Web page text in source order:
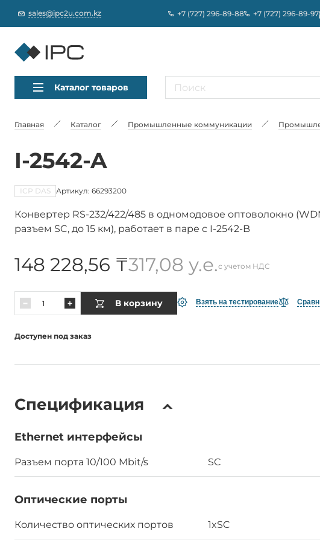
sales@ipc2u.com.kz +7 (727) 296-89-88 +7 (727) 296-89-97
Каталог товаров
Главная Каталог Промышленные коммуникации
I-2542-A
ICP DAS Артикул: 66293200
Конвертер RS-232/422/485 в одномодовое оптоволокно
разъем SC, до 15 км), работает в паре с I-2542-B
148 228,56 ₸317,08 у.е.с учетом НДС
В корзину Взять на тестирование
Доступен под заказ
Спецификация
Ethernet интерфейсы
Разъем порта 10/100 Mbit/s SC
Оптические порты
Количество оптических портов 1xSC